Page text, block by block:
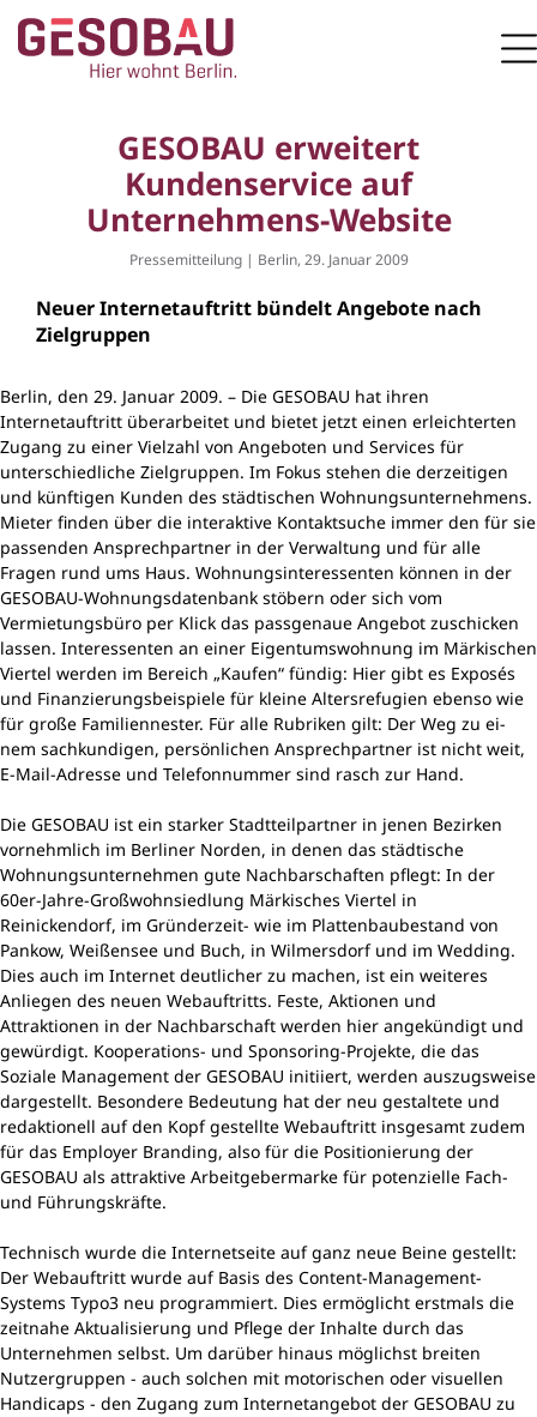
ZUM HAUPTINHALT SPRINGEN
Zur Startseite
GESOBAU erweitert
Kundenservice auf
Unternehmens-Website
Pressemitteilung | Berlin, 29. Januar 2009
Neuer Internetauftritt bündelt Angebote nach
Zielgruppen
Berlin, den 29. Januar 2009. – Die GESOBAU hat ihren
Internetauftritt überarbeitet und bietet jetzt einen erleichterten
Zugang zu einer Vielzahl von Angeboten und Services für
unterschiedliche Zielgruppen. Im Fokus stehen die derzeitigen
und künftigen Kunden des städtischen Wohnungsunternehmens.
Mieter finden über die interaktive Kontaktsuche immer den für sie
passenden Ansprechpartner in der Verwaltung und für alle
Fragen rund ums Haus. Wohnungsinteressenten können in der
GESOBAU-Wohnungsdatenbank stöbern oder sich vom
Vermietungsbüro per Klick das passgenaue Angebot zuschicken
lassen. Interessenten an einer Eigentumswohnung im Märkischen
Viertel werden im Bereich „Kaufen“ fündig: Hier gibt es Exposés
und Finanzierungsbeispiele für kleine Altersrefugien ebenso wie
für große Familiennester. Für alle Rubriken gilt: Der Weg zu ei-
nem sachkundigen, persönlichen Ansprechpartner ist nicht weit,
E-Mail-Adresse und Telefonnummer sind rasch zur Hand.
Die GESOBAU ist ein starker Stadtteilpartner in jenen Bezirken
vornehmlich im Berliner Norden, in denen das städtische
Wohnungsunternehmen gute Nachbarschaften pflegt: In der
60er-Jahre-Großwohnsiedlung Märkisches Viertel in
Reinickendorf, im Gründerzeit- wie im Plattenbaubestand von
Pankow, Weißensee und Buch, in Wilmersdorf und im Wedding.
Dies auch im Internet deutlicher zu machen, ist ein weiteres
Anliegen des neuen Webauftritts. Feste, Aktionen und
Attraktionen in der Nachbarschaft werden hier angekündigt und
gewürdigt. Kooperations- und Sponsoring-Projekte, die das
Soziale Management der GESOBAU initiiert, werden auszugsweise
dargestellt. Besondere Bedeutung hat der neu gestaltete und
redaktionell auf den Kopf gestellte Webauftritt insgesamt zudem
für das Employer Branding, also für die Positionierung der
GESOBAU als attraktive Arbeitgebermarke für potenzielle Fach-
und Führungskräfte.
Technisch wurde die Internetseite auf ganz neue Beine gestellt:
Der Webauftritt wurde auf Basis des Content-Management-
Systems Typo3 neu programmiert. Dies ermöglicht erstmals die
zeitnahe Aktualisierung und Pflege der Inhalte durch das
Unternehmen selbst. Um darüber hinaus möglichst breiten
Nutzergruppen - auch solchen mit motorischen oder visuellen
Handicaps - den Zugang zum Internetangebot der GESOBAU zu